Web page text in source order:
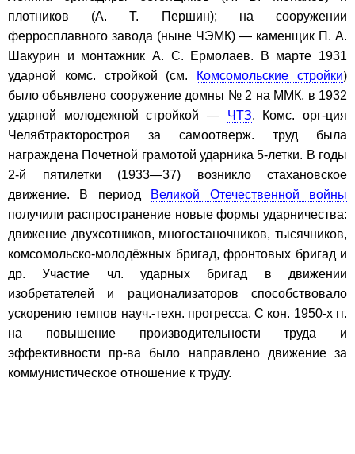
плотников (А. Т. Першин); на сооружении
ферросплавного завода (ныне ЧЭМК) — каменщик П. А.
Шакурин и монтажник А. С. Ермолаев. В марте 1931
ударной комс. стройкой (см.
Комсомольские стройки)
было объявлено сооружение домны № 2 на ММК, в 1932
ударной молодежной стройкой — ЧТЗ. Комс. орг-ция
Челябтракторостроя за самоотверж. труд была
награждена Почетной грамотой ударника 5-летки. В годы
2-й пятилетки (1933—37) возникло стахановское
движение. В период
Великой Отечественной войны
получили распространение новые формы ударничества:
движение двухсотников, многостаночников, тысячников,
комсомольско-молодёжных бригад, фронтовых бригад и
др. Участие чл. ударных бригад в движении
изобретателей и рационализаторов способствовало
ускорению темпов науч.-техн. прогресса. С кон. 1950-х гг.
на повышение производительности труда и
эффективности пр-ва было направлено движение за
коммунистическое отношение к труду.